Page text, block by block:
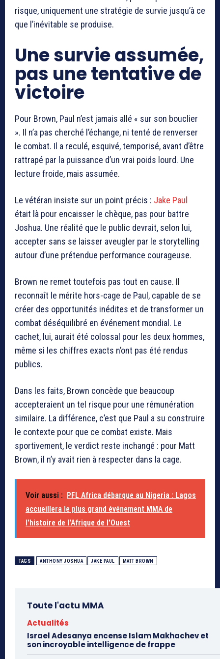
risque, uniquement une stratégie de survie jusqu’à ce
que l’inévitable se produise.
Une survie assumée,
pas une tentative de
victoire
Pour Brown, Paul n’est jamais allé « sur son bouclier
». Il n’a pas cherché l’échange, ni tenté de renverser
le combat. Il a reculé, esquivé, temporisé, avant d’être
rattrapé par la puissance d’un vrai poids lourd. Une
lecture froide, mais assumée.
Le vétéran insiste sur un point précis : Jake Paul
était là pour encaisser le chèque, pas pour battre
Joshua. Une réalité que le public devrait, selon lui,
accepter sans se laisser aveugler par le storytelling
autour d’une prétendue performance courageuse.
Brown ne remet toutefois pas tout en cause. Il
reconnaît le mérite hors-cage de Paul, capable de se
créer des opportunités inédites et de transformer un
combat déséquilibré en événement mondial. Le
cachet, lui, aurait été colossal pour les deux hommes,
même si les chiffres exacts n’ont pas été rendus
publics.
Dans les faits, Brown concède que beaucoup
accepteraient un tel risque pour une rémunération
similaire. La différence, c’est que Paul a su construire
le contexte pour que ce combat existe. Mais
sportivement, le verdict reste inchangé : pour Matt
Brown, il n’y avait rien à respecter dans la cage.
Voir aussi : PFL Africa débarque au Nigeria : Lagos
accueillera le plus grand événement MMA de
l'histoire de l'Afrique de l'Ouest
TAGS ANTHONY JOSHUA JAKE PAUL MATT BROWN
Toute l'actu MMA
Actualités
Israel Adesanya encense Islam Makhachev et
son incroyable intelligence de frappe